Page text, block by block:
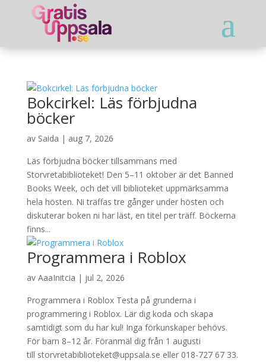
Bokcirkel: Läs förbjudna
böcker
av Saida | aug 7, 2026
Läs förbjudna böcker tillsammans med
Storvretabiblioteket! Den 5–11 oktober är det Banned
Books Week, och det vill biblioteket uppmärksamma
hela hösten. Ni träffas tre gånger under hösten och
diskuterar boken ni har läst, en titel per träff. Böckerna
finns...
Programmera i Roblox
av AaaInitcia | jul 2, 2026
Programmera i Roblox Testa på grunderna i
programmering i Roblox. Lär dig koda och skapa
samtidigt som du har kul! Inga förkunskaper behövs.
För barn 8–12 år. Föranmäl dig från 1 augusti
till storvretabiblioteket@uppsala.se eller 018-727 67 33.